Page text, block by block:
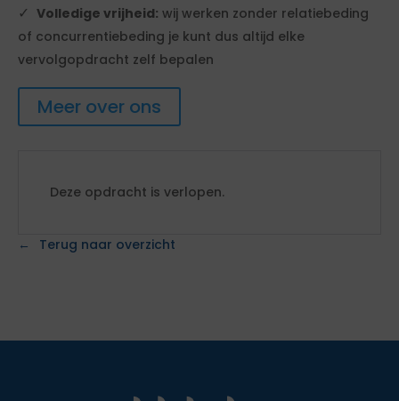
Volledige vrijheid: wij werken zonder relatiebeding
of concurrentiebeding je kunt dus altijd elke
vervolgopdracht zelf bepalen
Meer over ons
Deze opdracht is verlopen.
Terug naar overzicht